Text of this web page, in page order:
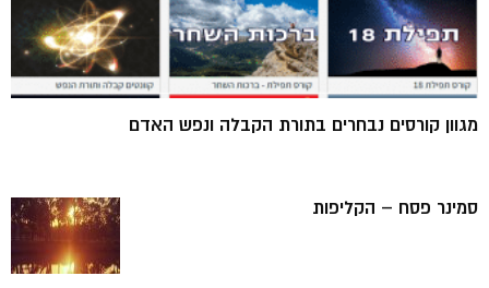
מגוון קורסים נבחרים בתורת הקבלה ונפש האדם
סמינר פסח – הקליפות